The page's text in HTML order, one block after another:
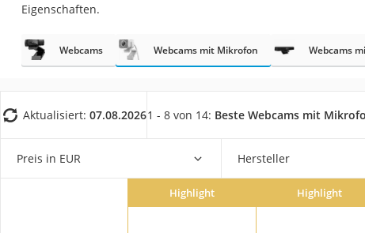
Gaming-Headset
Tablets unter 200
Lichtwecker
Acer Aspire
Service
Eigenschaften.
Webcams Webcams mit Mikrofon Webcams
Aktualisiert: 07.08.20261 - 8 von 14: Beste Webcams mit
Preis in EUR Hersteller
Highlight Highlight